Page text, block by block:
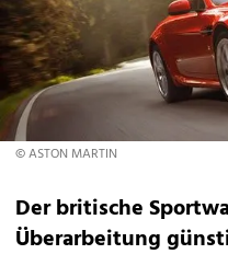
© ASTON MARTIN
Der britische
Überarbeitung